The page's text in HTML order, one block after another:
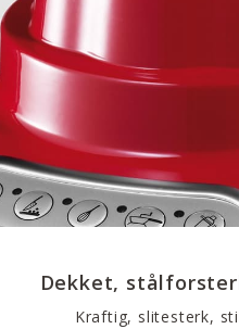
Dekket,
Kraftig, slitesterk,